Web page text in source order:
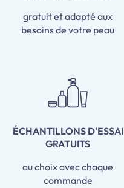
gratuit et adapté aux
besoins de votre peau
ÉCHANTILLONS D'ESSAI
GRATUITS
au choix avec chaque
commande